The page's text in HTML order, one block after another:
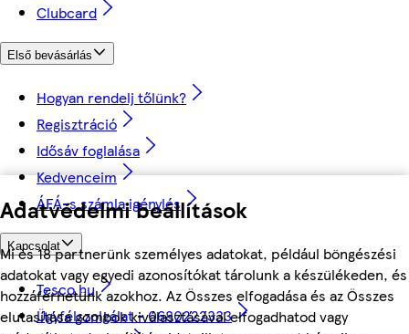
Adatvédelmi beállítások
Mi és 18 partnerünk személyes adatokat, például böngészési
adatokat vagy egyedi azonosítókat tárolunk a készülékeden, és
hozzáférhetünk azokhoz. Az Összes elfogadása és az Összes
elutasítása gombok kiválasztásával elfogadhatod vagy
Clubcard
Első bevásárlás
Hogyan rendelj tőlünk?
Regisztráció
Idősáv foglalása
Kedvenceim
ÁFÁ-s számla igénylés
Kapcsolat
Tesco.hu
Ügyfélszolgálat - 0680222333